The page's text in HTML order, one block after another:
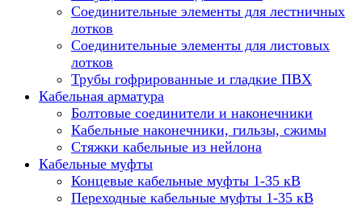
Соединительные элементы для лестничных
лотков
Соединительные элементы для листовых
лотков
Трубы гофрированные и гладкие ПВХ
Кабельная арматура
Болтовые соединители и наконечники
Кабельные наконечники, гильзы, сжимы
Стяжки кабельные из нейлона
Кабельные муфты
Концевые кабельные муфты 1-35 кВ
Переходные кабельные муфты 1-35 кВ